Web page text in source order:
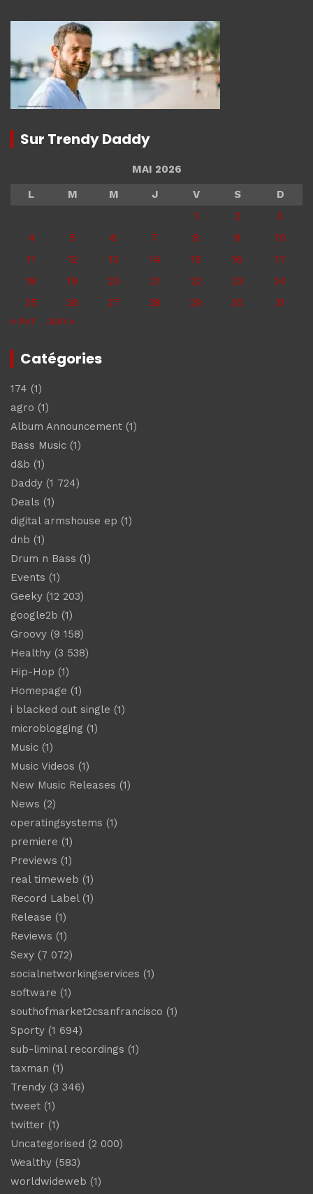
Sur Trendy Daddy
MAI 2026
L
M M J V S
D
1
2
3
4
5 6 7 8 9
10
11
12 13 14 15 16
17
18
19 20 21 22 23
24
25
26 27 28 29 30
31
« Avr
Juin »
Catégories
174 (1)
agro (1)
Album Announcement (1)
Bass Music (1)
d&b (1)
Daddy (1 724)
Deals (1)
digital armshouse ep (1)
dnb (1)
Drum n Bass (1)
Events (1)
Geeky (12 203)
google2b (1)
Groovy (9 158)
Healthy (3 538)
Hip-Hop (1)
Homepage (1)
i blacked out single (1)
microblogging (1)
Music (1)
Music Videos (1)
New Music Releases (1)
News (2)
operatingsystems (1)
premiere (1)
Previews (1)
real timeweb (1)
Record Label(1)
Release (1)
Reviews (1)
Sexy (7 072)
socialnetworkingservices (1)
software (1)
southofmarket2csanfrancisco (1)
Sporty (1 694)
sub-liminal recordings (1)
taxman (1)
Trendy (3 346)
tweet (1)
twitter (1)
Uncategorised (2 000)
Wealthy (583)
worldwideweb (1)